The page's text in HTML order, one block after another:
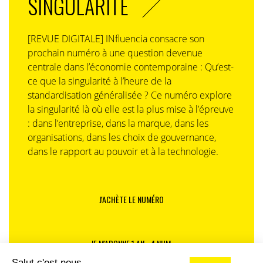
[REVUE DIGITALE] INfluencia consacre son
prochain numéro à une question devenue
centrale dans l’économie contemporaine : Qu’est-
ce que la singularité à l’heure de la
standardisation généralisée ? Ce numéro explore
la singularité là où elle est la plus mise à l’épreuve
: dans l’entreprise, dans la marque, dans les
organisations, dans les choix de gouvernance,
dans le rapport au pouvoir et à la technologie.
J'ACHÈTE LE NUMÉRO
JE M'ABONNE 1 AN - 4 NUM.